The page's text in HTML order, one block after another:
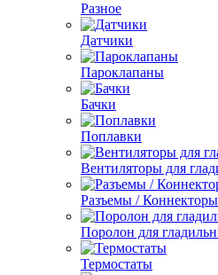
Разное
Датчики
Пароклапаны
Бачки
Поплавки
Вентиляторы для
Разъемы / Коннекторы
Поролон для
Термостаты